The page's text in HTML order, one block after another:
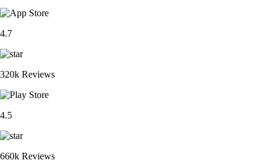
4.7
320k Reviews
4.5
660k Reviews